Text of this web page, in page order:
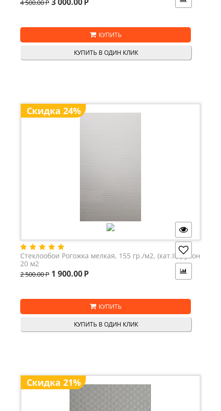
4 500.00Р
КУПИТЬ
КУПИТЬ В ОДИН КЛИК
Скидка 24%
Стеклообои Рогожка мелкая, 155 гр./м2, (кат.II) рулон
20 м2
2 500.00Р 1 900.00Р
КУПИТЬ
КУПИТЬ В ОДИН КЛИК
Скидка 21%